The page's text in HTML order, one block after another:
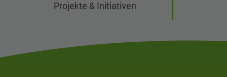
Projekte & Initiativen